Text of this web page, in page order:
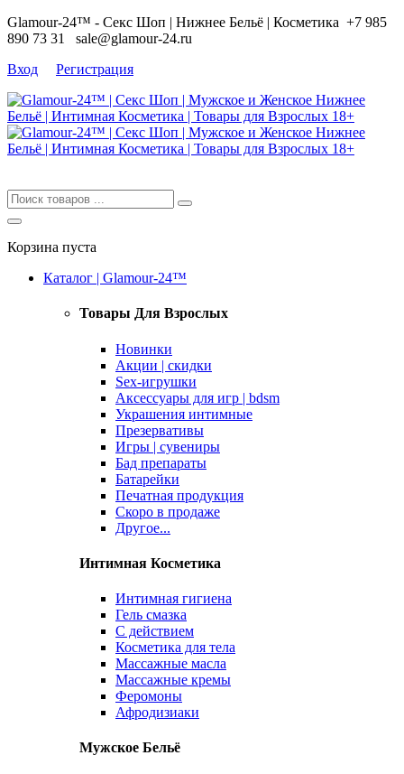
Glamour-24™ - Секс Шоп | Нижнее Бельё | Косметика +7 985
890 73 31 sale@glamour-24.ru
Вход
Регистрация
Корзина пуста
Каталог | Glamour-24™
Товары Для Взрослых
Новинки
Акции | скидки
Sex-игрушки
Аксессуары для игр | bdsm
Украшения интимные
Презервативы
Игры | сувениры
Бад препараты
Батарейки
Печатная продукция
Скоро в продаже
Другое...
Интимная Косметика
Интимная гигиена
Гель смазка
С действием
Косметика для тела
Массажные масла
Массажные кремы
Феромоны
Афродизиаки
Мужское Бельё